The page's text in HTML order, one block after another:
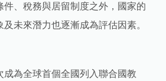
件、稅務與居留制度之外，國家的
未來潛力也逐漸成為評估因素。
成為全球首個全國列入聯合國教